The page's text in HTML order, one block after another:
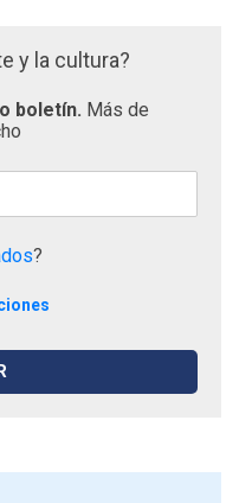
y la cultura?
boletín. Más de
?